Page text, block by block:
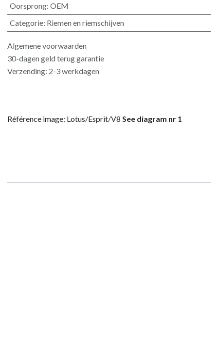
Oorsprong: OEM
Categorie: Riemen en riemschijven
Algemene voorwaarden
30-dagen geld terug garantie
Verzending: 2-3 werkdagen
Référence image: Lotus/Esprit/V8 See diagram nr 1